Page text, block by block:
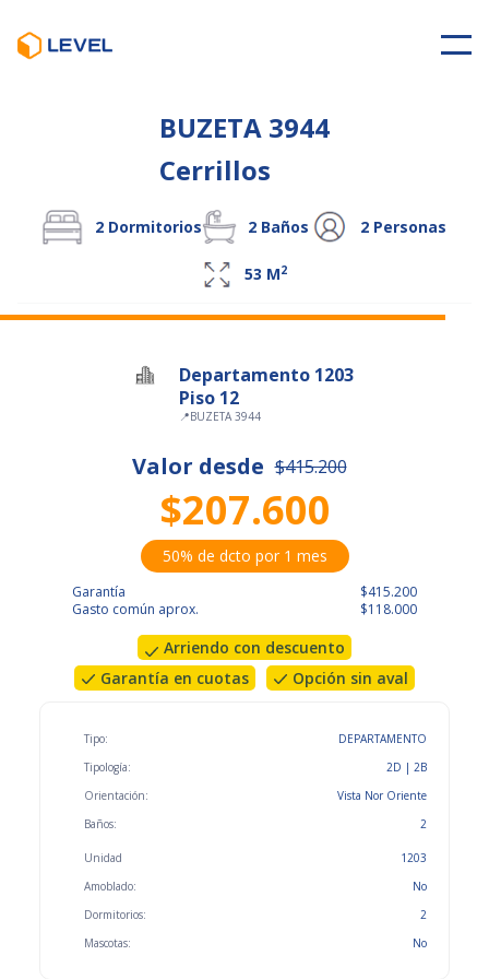
BUZETA 3944
Cerrillos
2 Dormitorios 2 Baños 2 Personas
53 M2
Departamento 1203
Piso 12
📍BUZETA 3944
Valor desde $415.200
$207.600
50% de dcto por 1 mes
Garantía
Gasto común aprox.
$415.200
$118.000
Arriendo con descuento
Garantía en cuotas
Opción sin aval
Tipo:
Tipología:
Orientación:
Baños:
DEPARTAMENTO
2D | 2B
Vista Nor Oriente
2
Unidad
Amoblado:
Dormitorios:
Mascotas:
1203
No
2
No